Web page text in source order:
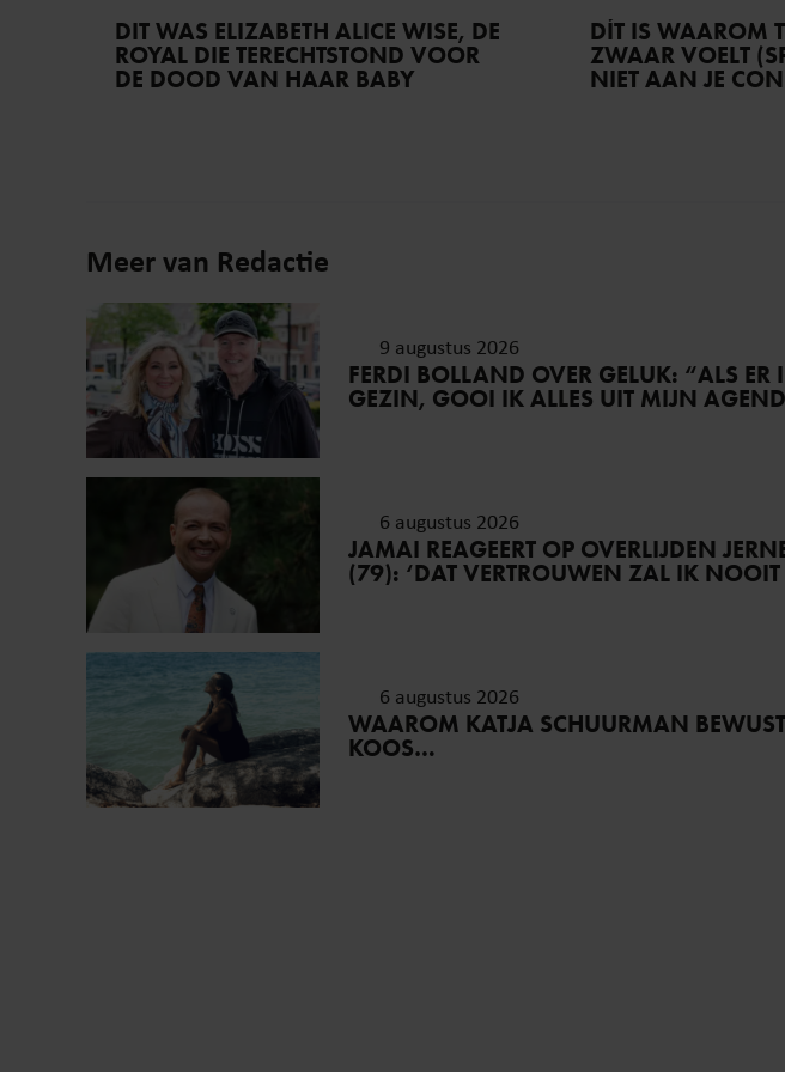
DIT WAS ELIZABETH ALICE WISE, DE
ROYAL DIE TERECHTSTOND VOOR
DE DOOD VAN HAAR BABY
DÍT IS WAAROM
ZWAAR VOELT
NIET AAN JE
Meer van Redactie
9 augustus 2026
FERDI BOLLAND OVER GELUK: “ALS ER
GEZIN, GOOI IK ALLES UIT MIJN
6 augustus 2026
JAMAI REAGEERT OP OVERLIJDEN
(79): ‘DAT VERTROUWEN ZAL IK NOOIT
6 augustus 2026
WAAROM KATJA SCHUURMAN
KOOS…